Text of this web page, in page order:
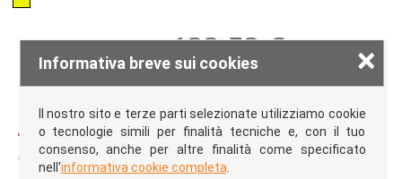
A partire da 122,52 €
Tag:poliestere
Trasporto gratuito superati i 100€ di spesa, impianti di stampa gratuiti
Informativa breve sui cookies ×
Il nostro sito e terze parti selezionate utilizziamo cookie
o tecnologie simili per finalità tecniche e, con il tuo
consenso, anche per altre finalità come specificato
nell'informativa cookie completa